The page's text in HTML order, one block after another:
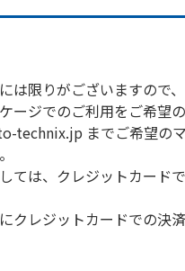
は限りがございますので、
ージでのご利用をご希望の
technix.jp までご希望の
ては、クレジットカード
クレジットカードでの決